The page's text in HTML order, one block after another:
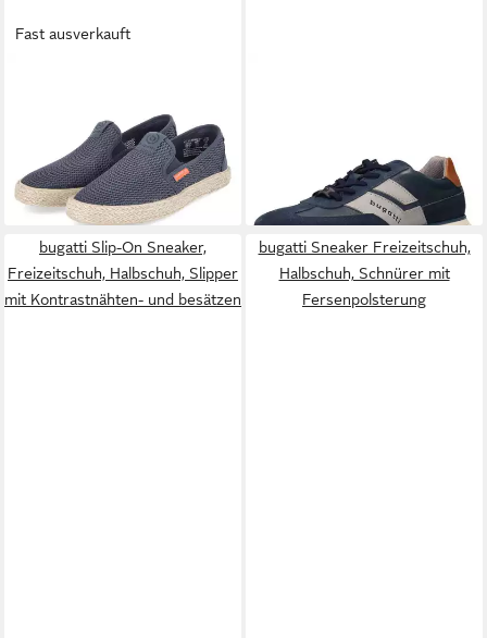
Fast ausverkauft
Herren Textil & Synthetik blue
Slipper
bugatti Slip-On Sneaker,
Freizeitschuh, Halbschuh, Slipper
mit Kontrastnähten- und besätzen
bugatti Sneaker Freizeitschuh,
Halbschuh, Schnürer mit
Fersenpolsterung